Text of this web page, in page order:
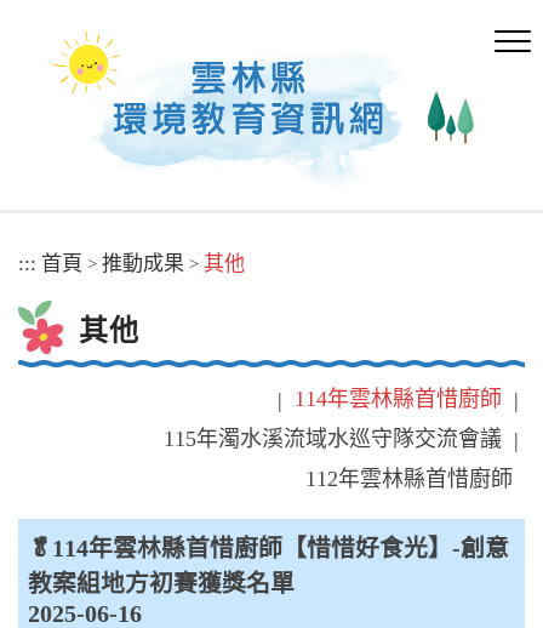
::: 首頁 > 推動成果 > 其他
其他
| 114年雲林縣首惜廚師 |
115年濁水溪流域水巡守隊交流會議 |
112年雲林縣首惜廚師
🥬114年雲林縣首惜廚師【惜惜好食光】-創意
教案組地方初賽獲獎名單
2025-06-16